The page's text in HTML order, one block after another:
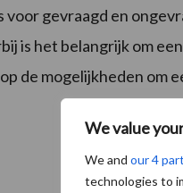
We value
We and our 4
technologies to
voor gevraagd en
is het belangrijk om
de mogelijkheden om